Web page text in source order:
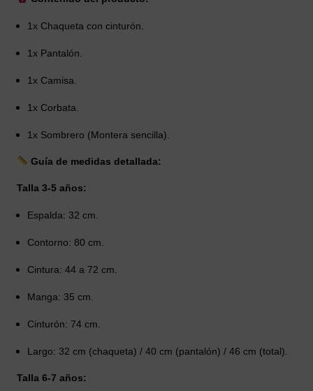
1x Chaqueta con cinturón.
1x Pantalón.
1x Camisa.
1x Corbata.
1x Sombrero (Montera sencilla).
Guía de medidas detallada:
Talla 3-5 años:
Espalda: 32 cm.
Contorno: 80 cm.
Cintura: 44 a 72 cm.
Manga: 35 cm.
Cinturón: 74 cm.
Largo: 32 cm (chaqueta) / 40 cm (pantalón) / 46 cm (total).
Talla 6-7 años: